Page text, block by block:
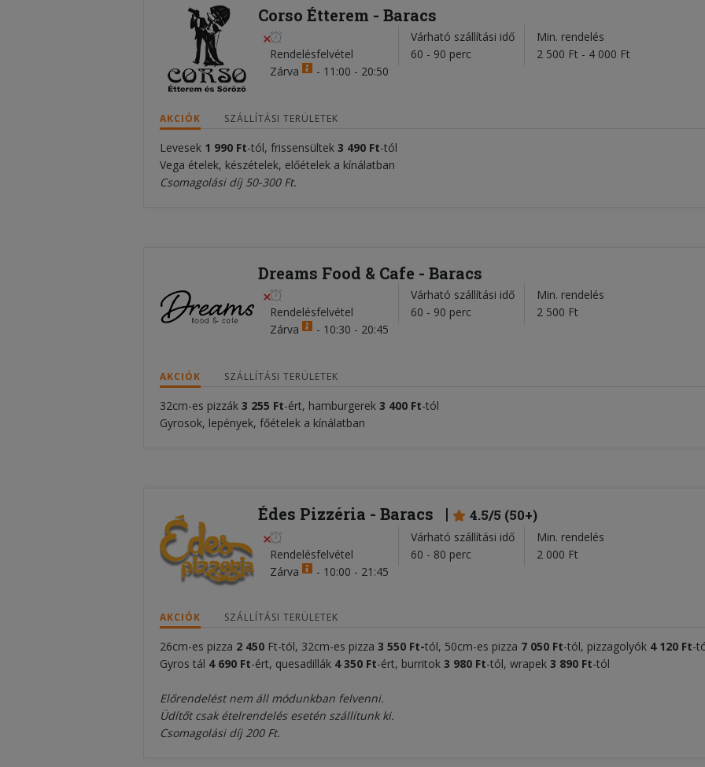
Corso Étterem - Baracs
Rendelésfelvétel
Zárva
- 11:00 - 20:50
Várható szállítási idő
60 - 90 perc
Min. rendelés
2 500 Ft - 4 000 Ft
AKCIÓK SZÁLLÍTÁSI TERÜLETEK
Levesek 1 990 Ft-tól, frissensültek 3 490 Ft-tól
Vega ételek, készételek, előételek a kínálatban
Csomagolási díj 50-300 Ft.
Dreams Food & Cafe - Baracs
Rendelésfelvétel
Zárva
- 10:30 - 20:45
Várható szállítási idő
60 - 90 perc
Min. rendelés
2 500 Ft
AKCIÓK SZÁLLÍTÁSI TERÜLETEK
32cm-es pizzák 3 255 Ft-ért, hamburgerek 3 400 Ft-tól
Gyrosok, lepények, főételek a kínálatban
Édes Pizzéria - Baracs 4.5/5 (50+)
Rendelésfelvétel
Zárva
- 10:00 - 21:45
Várható szállítási idő
60 - 80 perc
Min. rendelés
2 000 Ft
AKCIÓK SZÁLLÍTÁSI TERÜLETEK
26cm-es pizza 2 450 Ft-tól, 32cm-es pizza 3 550 Ft-tól, 50cm-es pizza 7 050 Ft-tól, pizzagolyók 4 120 Ft-
Gyros tál 4 690 Ft-ért, quesadillák 4350 Ft-ért, burritok 3 980 Ft-tól, wrapek 3 890 Ft-tól
Előrendelést nem áll módunkban felvenni.
Üdítőt csak ételrendelés esetén szállítunk ki.
Csomagolási díj 200 Ft.